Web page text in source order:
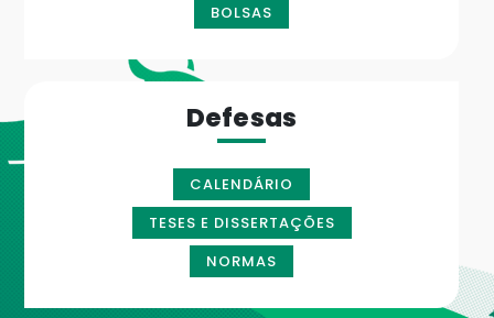
BOLSAS
Defesas
CALENDÁRIO
TESES E DISSERTAÇÕES
NORMAS